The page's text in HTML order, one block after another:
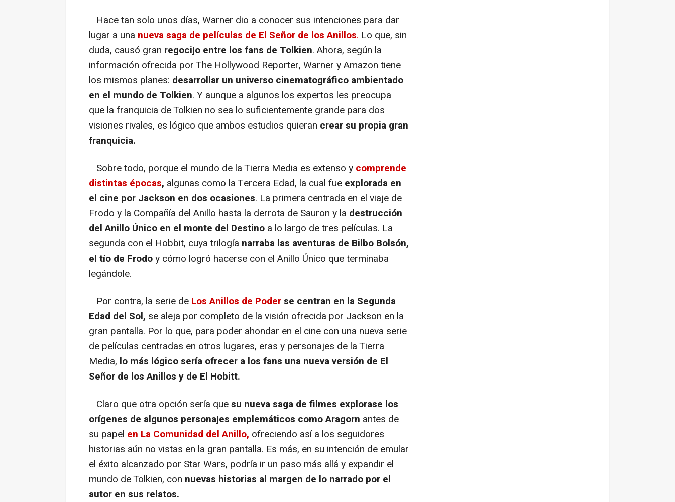
Hace tan solo unos días, Warner dio a conocer sus intenciones para dar
lugar a una nueva saga de películas de El Señor de los Anillos. Lo que, sin
duda, causó gran regocijo entre los fans de Tolkien. Ahora, según la
información ofrecida por The Hollywood Reporter, Warner y Amazon tiene
los mismos planes: desarrollar un universo cinematográfico ambientado
en el mundo de Tolkien. Y aunque a algunos los expertos les preocupa
que la franquicia de Tolkien no sea lo suficientemente grande para dos
visiones rivales, es lógico que ambos estudios quieran crear su propia gran
franquicia.
Sobre todo, porque el mundo de la Tierra Media es extenso y comprende
distintas épocas, algunas como la Tercera Edad, la cual fue explorada en
el cine por Jackson en dos ocasiones. La primera centrada en el viaje de
Frodo y la Compañía del Anillo hasta la derrota de Sauron y la destrucción
del Anillo Único en el monte del Destino a lo largo de tres películas. La
segunda con el Hobbit, cuya trilogía narraba las aventuras de Bilbo Bolsón,
el tío de Frodoy cómo logró hacerse con el Anillo Único que terminaba
legándole.
Por contra, la serie de Los Anillos de Poderse centran en la Segunda
Edad del Sol, se aleja por completo de la visión ofrecida por Jackson en la
gran pantalla. Por lo que, para poder ahondar en el cine con una nueva serie
de películas centradas en otros lugares, eras y personajes de la Tierra
Media, lo más lógico sería ofrecer a los fans una nueva versión de El
Señor de los Anillos y de El Hobitt.
Claro que otra opción sería quesu nueva saga de filmes explorase los
orígenes de algunos personajes emplemáticos como Aragorn antes de
su papel en La Comunidad del Anillo, ofreciendo así a los seguidores
historias aún no vistas en la gran pantalla. Es más, en su intención de emular
el éxito alcanzado por Star Wars, podría ir un paso más allá y expandir el
mundo de Tolkien, con nuevas historias al margen de lo narrado por el
autor en sus relatos.